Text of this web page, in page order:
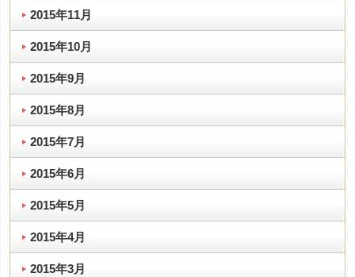
2015年11月
2015年10月
2015年9月
2015年8月
2015年7月
2015年6月
2015年5月
2015年4月
2015年3月